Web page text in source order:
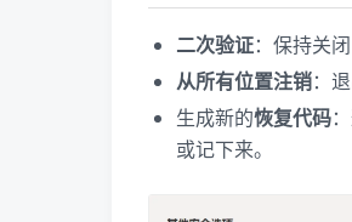
二次验证：保持关
从所有位置注销：
生成新的恢复代码
或记下来。